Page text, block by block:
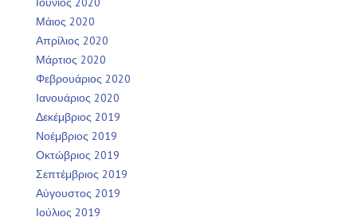
Μάιος 2020
Απρίλιος 2020
Μάρτιος 2020
Φεβρουάριος 2020
Ιανουάριος 2020
Δεκέμβριος 2019
Νοέμβριος 2019
Οκτώβριος 2019
Σεπτέμβριος 2019
Αύγουστος 2019
Ιούλιος 2019